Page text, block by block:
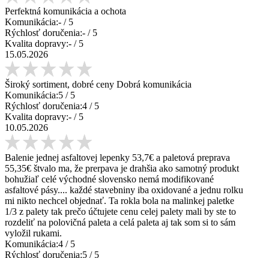
Perfektná komunikácia a ochota
Komunikácia:- / 5
Rýchlosť doručenia:- / 5
Kvalita dopravy:- / 5
15.05.2026
Široký sortiment, dobré ceny Dobrá komunikácia
Komunikácia:5 / 5
Rýchlosť doručenia:4 / 5
Kvalita dopravy:- / 5
10.05.2026
Balenie jednej asfaltovej lepenky 53,7€ a paletová preprava
55,35€ štvalo ma, že prerpava je drahšia ako samotný produkt
bohužiaľ celé východné slovensko nemá modifikované
asfaltové pásy.... každé stavebniny iba oxidované a jednu rolku
mi nikto nechcel objednať. Ta rokla bola na malinkej paletke
1/3 z palety tak prečo účtujete cenu celej palety mali by ste to
rozdeliť na polovičná paleta a celá paleta aj tak som si to sám
vyložil rukami.
Komunikácia:4 / 5
Rýchlosť doručenia:5 / 5